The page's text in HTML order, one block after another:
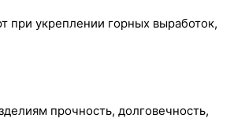
при укреплении горных выработок,
прочность, долговечность,